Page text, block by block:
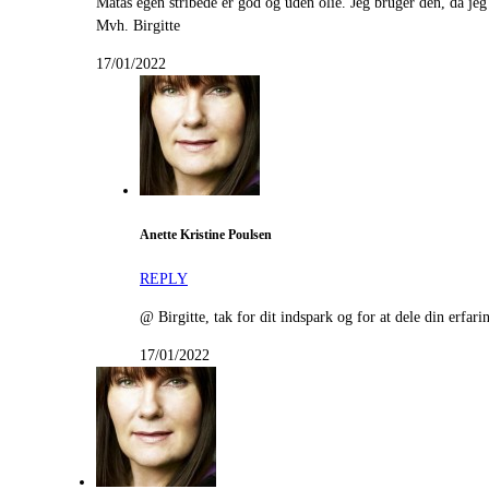
Mvh. Birgitte
17/01/2022
Anette Kristine Poulsen
REPLY
@ Birgitte, tak for dit indspark og for at dele din
17/01/2022